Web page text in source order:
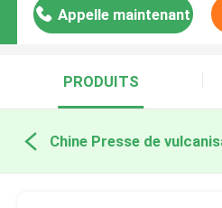
Appelle maintenant
PRODUITS